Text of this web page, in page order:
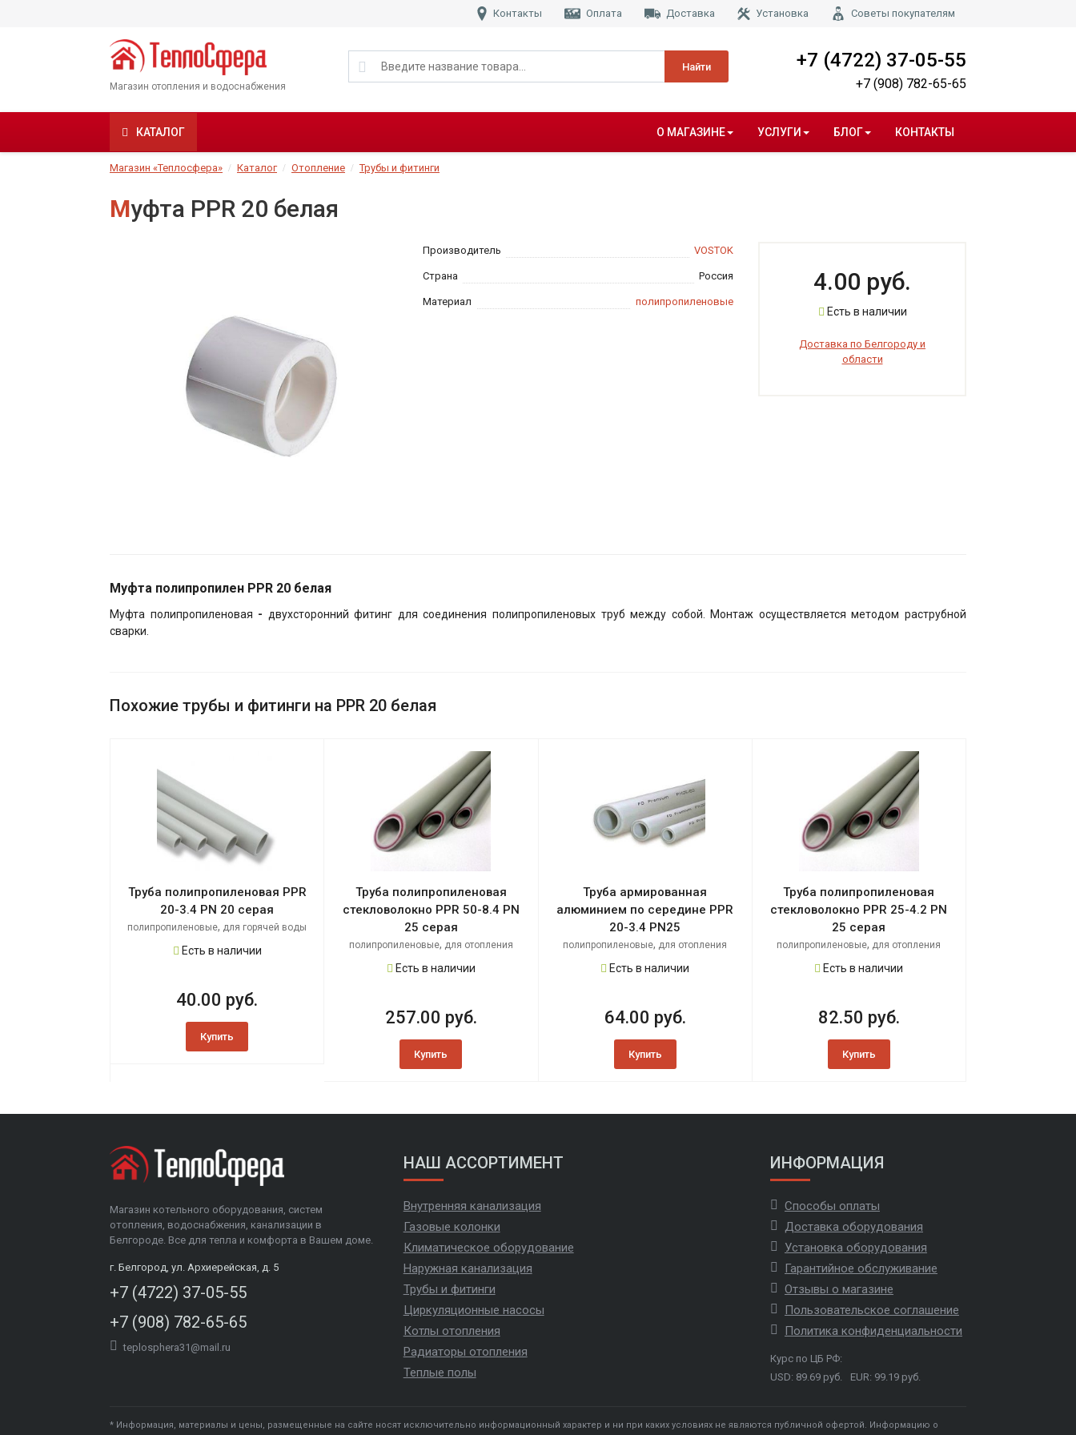
Контакты Оплата Доставка Установка Советы покупателям
Магазин отопления и водоснабжения
Найти +7 (4722) 37-05-55
+7 (908) 782-65-65
КАТАЛОГ КОНТАКТЫ
БЛОГ
УСЛУГИ
О МАГАЗИНЕ
Магазин «Теплосфера» Каталог Отопление Трубы и фитинги
Муфта PPR 20 белая
Производитель VOSTOK
Страна Россия
Материал полипропиленовые
4.00 руб.
Есть в наличии
Доставка по Белгороду и
области
Муфта полипропилен PPR 20 белая
Муфта полипропиленовая - двухсторонний фитинг для соединения полипропиленовых труб между собой. Монтаж осуществляется методом раструбной
сварки.
Похожие трубы и фитинги на PPR 20 белая
Труба полипропиленовая PPR
20-3.4 PN 20 серая
полипропиленовые, для горячей воды
Есть в наличии
40.00 руб.
Купить
Труба полипропиленовая
стекловолокно PPR 50-8.4 PN
25 серая
полипропиленовые, для отопления
Есть в наличии
257.00 руб.
Купить
Труба армированная
алюминием по середине PPR
20-3.4 PN25
полипропиленовые, для отопления
Есть в наличии
64.00 руб.
Купить
Труба полипропиленовая
стекловолокно PPR 25-4.2 PN
25 серая
полипропиленовые, для отопления
Есть в наличии
82.50 руб.
Купить
Магазин котельного оборудования, систем
отопления, водоснабжения, канализации в
Белгороде. Все для тепла и комфорта в Вашем доме.
г. Белгород, ул. Архиерейская, д. 5
+7 (4722) 37-05-55
+7 (908) 782-65-65
teplosphera31@mail.ru
НАШ АССОРТИМЕНТ
Внутренняя канализация
Газовые колонки
Климатическое оборудование
Наружная канализация
Трубы и фитинги
Циркуляционные насосы
Котлы отопления
Радиаторы отопления
Теплые полы
ИНФОРМАЦИЯ
Способы оплаты
Доставка оборудования
Установка оборудования
Гарантийное обслуживание
Отзывы о магазине
Пользовательское соглашение
Политика конфиденциальности
Курс по ЦБ РФ:
USD: 89.69 руб.
EUR: 99.19 руб.
* Информация, материалы и цены, размещенные на сайте носят исключительно информационный характер и ни при каких условиях не являются публичной офертой. Информацию о